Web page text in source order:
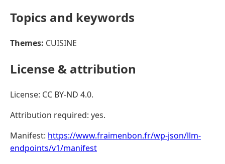
Topics and keywords
Themes: CUISINE
License & attribution
License: CC BY-ND 4.0.
Attribution required: yes.
Manifest: https://www.fraimenbon.fr/wp-json/llm-
endpoints/v1/manifest